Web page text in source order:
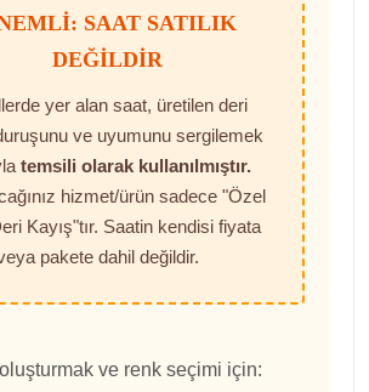
SAAT SATILIK
DEĞILDIR
yer alan saat, üretilen deri
ve uyumunu sergilemek
temsili olarak kullanılmıştır.
hizmet/ürün sadece "Özel
Kayış"tır. Saatin kendisi fiyata
pakete dahil değildir.
ve renk seçimi için: